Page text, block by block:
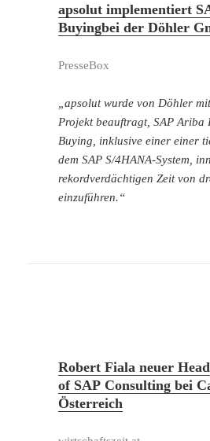
apsolut implementiert
Buyingbei der Döhler
PresseBox
„apsolut wurde von Döhler
Projekt beauftragt, SAP Ariba
Buying, inklusive einer einer
dem SAP S/4HANA-System,
rekordverdächtigen Zeit von
einzuführen.“
Robert Fiala neuer Head
of SAP Consulting bei
Österreich